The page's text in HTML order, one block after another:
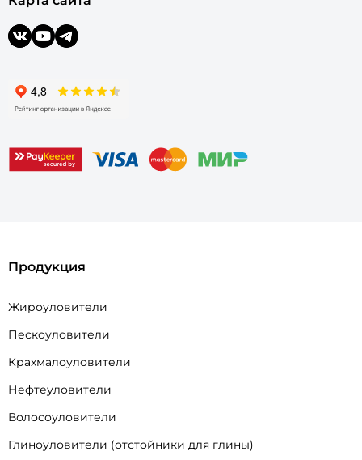
Продукция
Жироуловители
Пескоуловители
Крахмалоуловители
Нефтеуловители
Волосоуловители
Глиноуловители (отстойники для глины)